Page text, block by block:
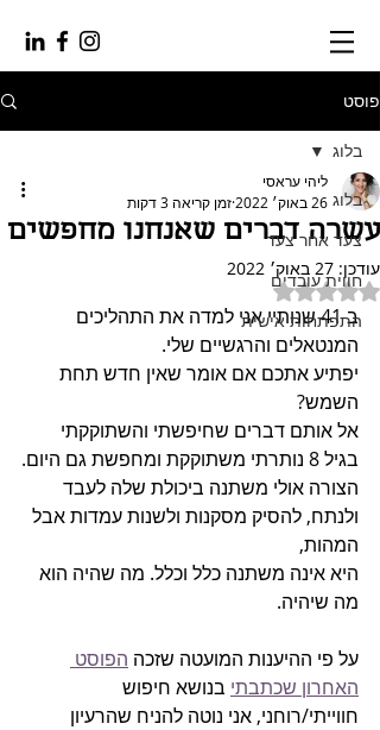
פוסט
בלוג
צעד אחר צעד
חווית עובדים
התפתחות אישית
בלוג
עשרה דברים שאנחנו מחפשים
ליהי עראסי
26 באוק׳ 2022
זמן קריאה 3 דקות
עודכן: 27 באוק׳ 2022
דירוג של NaN מתוך 5 כוכבים
ב 41 שנותיי אני למדה את התהליכים
המנטאלים והרגשיים שלי.
יפתיע אתכם אם אומר שאין חדש תחת
השמש?
אל אותם דברים שחיפשתי והשתוקקתי
בגיל 8 נותרתי משתוקקת ומחפשת גם היום.
הצורה אולי משתנה ביכולת שלה לעבד
ולנתח, להסיק מסקנות ולשנות עמדות אבל
המהות,
היא אינה משתנה כלל וכלל. מה שהיה הוא
מה שיהיה.
על פי ההיענות המועטה שזכה הפוסט
האחרון שכתבתי בנושא חיפוש
חווייתי/רוחני, אני נוטה להניח שהרעיון